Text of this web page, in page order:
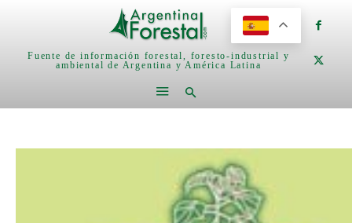
Fuente de información forestal, foresto-industrial y
ambiental de Argentina y América Latina